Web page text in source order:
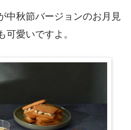
中秋節バージョンのお月見
可愛いですよ。